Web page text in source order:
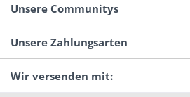
Unsere Communitys
Unsere Zahlungsarten
Wir versenden mit: